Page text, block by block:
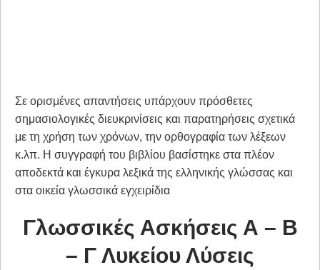
Σε ορισμένες απαντήσεις υπάρχουν πρόσθετες
σημασιολογικές διευκρινίσεις και παρατηρήσεις σχετικά
με τη χρήση των χρόνων, την ορθογραφία των λέξεων
κ.λπ. Η συγγραφή του βιβλίου βασίστηκε στα πλέον
αποδεκτά και έγκυρα λεξικά της ελληνικής γλώσσας και
στα οικεία γλωσσικά εγχειρίδια
Γλωσσικές Ασκήσεις Α – Β
– Γ Λυκείου Λύσεις